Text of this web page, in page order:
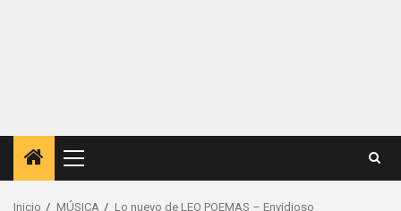
Menú
principal
Inicio MÚSICA Lo nuevo de LEO POEMAS – Envidioso